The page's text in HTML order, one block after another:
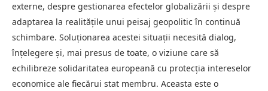
externe, despre gestionarea efectelor globalizării și despre
adaptarea la realitățile unui peisaj geopolitic în continuă
schimbare. Soluționarea acestei situații necesită dialog,
înțelegere și, mai presus de toate, o viziune care să
echilibreze solidaritatea europeană cu protecția intereselor
economice ale fiecărui stat membru. Aceasta este o